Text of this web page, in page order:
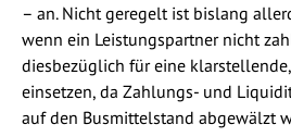
– an. Nicht geregelt ist bislang
wenn ein Leistungspartner nicht
diesbezüglich für eine
einsetzen, da Zahlungs- und
auf den Busmittelstand abgewälzt